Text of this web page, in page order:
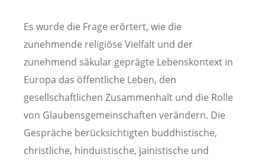
Es wurde die Frage erörtert, wie die
zunehmende religiöse Vielfalt und der
zunehmend säkular geprägte Lebenskontext in
Europa das öffentliche Leben, den
gesellschaftlichen Zusammenhalt und die Rolle
von Glaubensgemeinschaften verändern. Die
Gespräche berücksichtigten buddhistische,
christliche, hinduistische, jainistische und